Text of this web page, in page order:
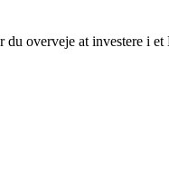
overveje at investere i